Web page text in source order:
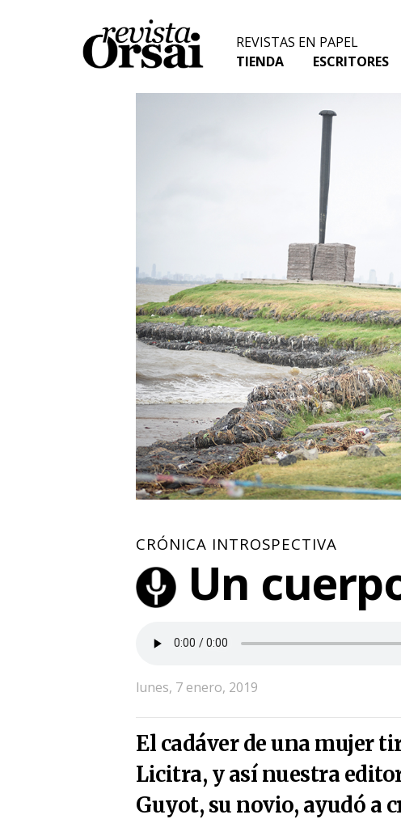
REVISTAS EN PAPEL
TIENDA
ESCRITORES
CRÓNICA INTROSPECTIVA
Un
lunes, 7 enero, 2019
El cadáver de una mujer
Licitra, y así nuestra
Guyot, su novio, ayudó a